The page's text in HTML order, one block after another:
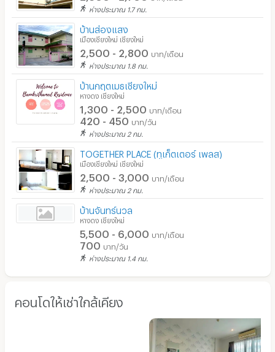
ห่างประมาณ 1.7 กม.
บ้านส่องแสง
เมืองเชียงใหม่ เชียงใหม่
2,500 - 2,800 บาท/เดือน
ห่างประมาณ 1.8 กม.
บ้านกฤตเมธเชียงใหม่
หางดง เชียงใหม่
1,300 - 2,500 บาท/เดือน
420 - 450 บาท/วัน
ห่างประมาณ 2 กม.
TOGETHER PLACE (ทูเก็ตเตอร์ เพลส)
เมืองเชียงใหม่ เชียงใหม่
2,500 - 3,000 บาท/เดือน
ห่างประมาณ 2 กม.
บ้านจันทร์นวล
หางดง เชียงใหม่
5,500 - 6,000 บาท/เดือน
700 บาท/วัน
ห่างประมาณ 1.4 กม.
คอนโดให้เช่าใกล้เคียง